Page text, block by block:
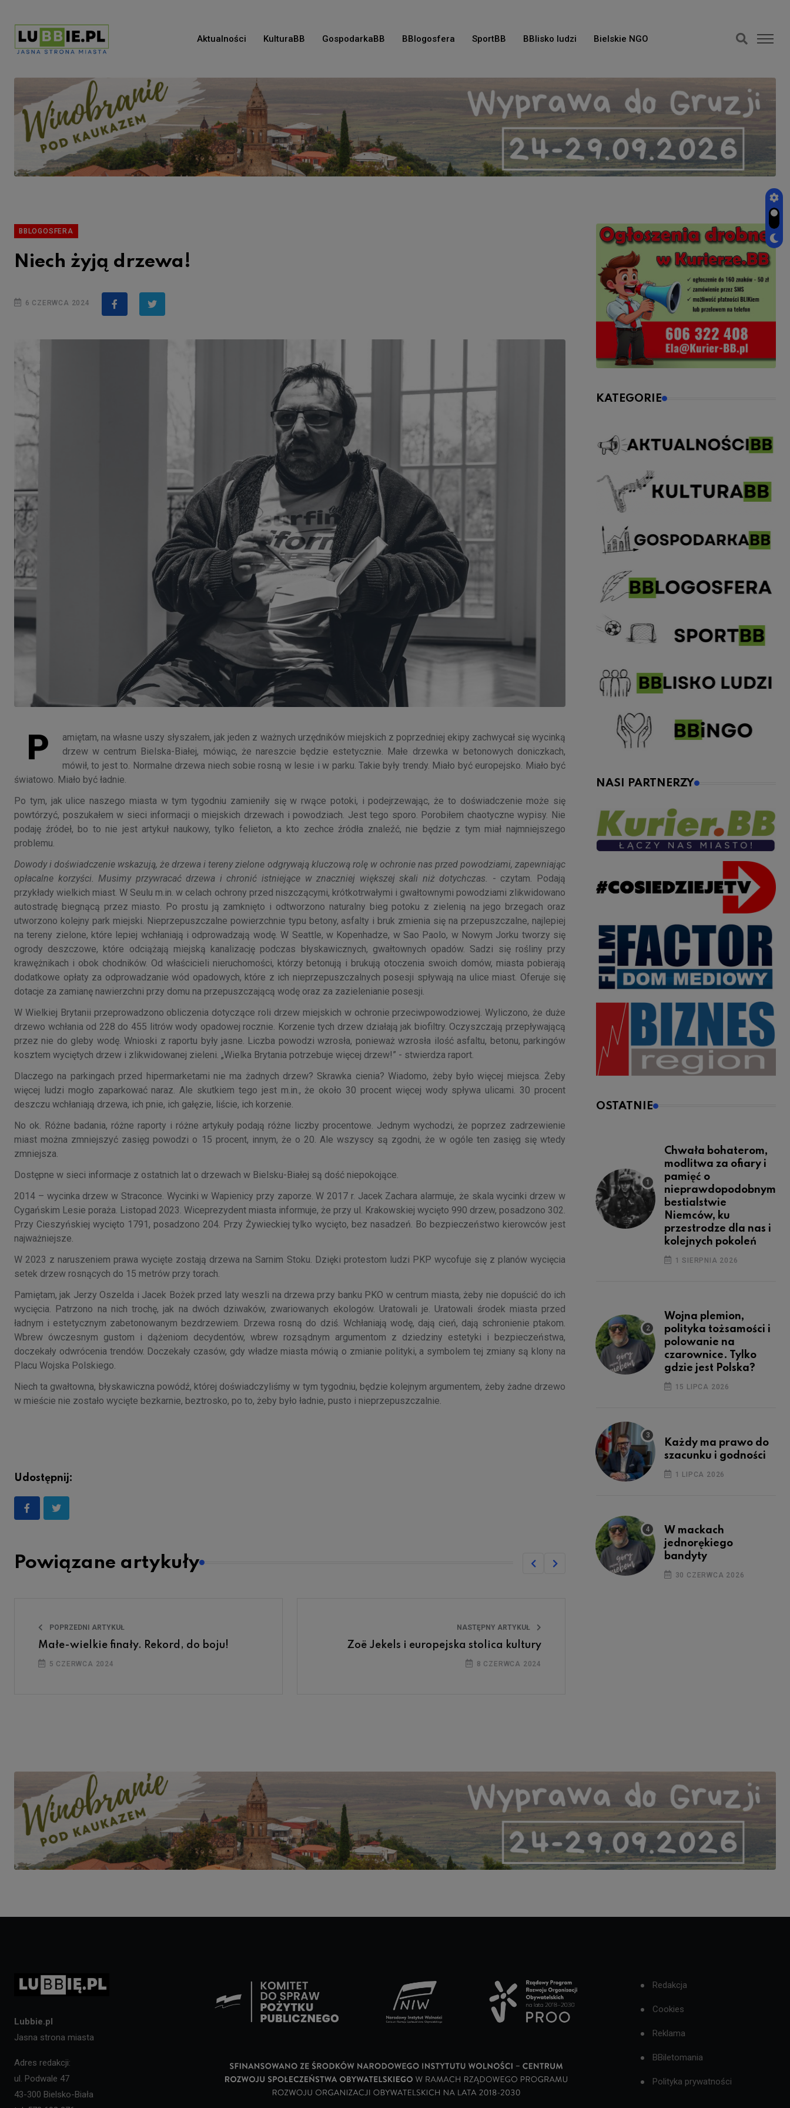
Aktualności KulturaBB GospodarkaBB BBlogosfera SportBB BBlisko ludzi Bielskie NGO
BBLOGOSFERA
Niech żyją drzewa!
6 CZERWCA 2024
P
amiętam, na własne uszy słyszałem, jak jeden z ważnych urzędników miejskich z poprzedniej ekipy zachwycał się wycinką
drzew w centrum Bielska-Białej, mówiąc, że nareszcie będzie estetycznie. Małe drzewka w betonowych doniczkach,
mówił, to jest to. Normalne drzewa niech sobie rosną w lesie i w parku. Takie były trendy. Miało być europejsko. Miało być
światowo. Miało być ładnie.
Po tym, jak ulice naszego miasta w tym tygodniu zamieniły się w rwące potoki, i podejrzewając, że to doświadczenie może się
powtórzyć, poszukałem w sieci informacji o miejskich drzewach i powodziach. Jest tego sporo. Porobiłem chaotyczne wypisy. Nie
podaję źródeł, bo to nie jest artykuł naukowy, tylko felieton, a kto zechce źródła znaleźć, nie będzie z tym miał najmniejszego
problemu.
Dowody i doświadczenie wskazują, że drzewa i tereny zielone odgrywają kluczową rolę w ochronie nas przed powodziami, zapewniając
opłacalne korzyści. Musimy przywracać drzewa i chronić istniejące w znaczniej większej skali niż dotychczas. - czytam. Podają
przykłady wielkich miast. W Seulu m.in. w celach ochrony przed niszczącymi, krótkotrwałymi i gwałtownymi powodziami zlikwidowano
autostradę biegnącą przez miasto. Po prostu ją zamknięto i odtworzono naturalny bieg potoku z zielenią na jego brzegach oraz
utworzono kolejny park miejski. Nieprzepuszczalne powierzchnie typu betony, asfalty i bruk zmienia się na przepuszczalne, najlepiej
na tereny zielone, które lepiej wchłaniają i odprowadzają wodę. W Seattle, w Kopenhadze, w Sao Paolo, w Nowym Jorku tworzy się
ogrody deszczowe, które odciążają miejską kanalizację podczas błyskawicznych, gwałtownych opadów. Sadzi się rośliny przy
krawężnikach i obok chodników. Od właścicieli nieruchomości, którzy betonują i brukują otoczenia swoich domów, miasta pobierają
dodatkowe opłaty za odprowadzanie wód opadowych, które z ich nieprzepuszczalnych posesji spływają na ulice miast. Oferuje się
dotacje za zamianę nawierzchni przy domu na przepuszczającą wodę oraz za zazielenianie posesji.
W Wielkiej Brytanii przeprowadzono obliczenia dotyczące roli drzew miejskich w ochronie przeciwpowodziowej. Wyliczono, że duże
drzewo wchłania od 228 do 455 litrów wody opadowej rocznie. Korzenie tych drzew działają jak biofiltry. Oczyszczają przepływającą
przez nie do gleby wodę. Wnioski z raportu były jasne. Liczba powodzi wzrosła, ponieważ wzrosła ilość asfaltu, betonu, parkingów
kosztem wyciętych drzew i zlikwidowanej zieleni. „Wielka Brytania potrzebuje więcej drzew!” - stwierdza raport.
Dlaczego na parkingach przed hipermarketami nie ma żadnych drzew? Skrawka cienia? Wiadomo, żeby było więcej miejsca. Żeby
więcej ludzi mogło zaparkować naraz. Ale skutkiem tego jest m.in., że około 30 procent więcej wody spływa ulicami. 30 procent
deszczu wchłaniają drzewa, ich pnie, ich gałęzie, liście, ich korzenie.
No ok. Różne badania, różne raporty i różne artykuły podają różne liczby procentowe. Jednym wychodzi, że poprzez zadrzewienie
miast można zmniejszyć zasięg powodzi o 15 procent, innym, że o 20. Ale wszyscy są zgodni, że w ogóle ten zasięg się wtedy
zmniejsza.
Dostępne w sieci informacje z ostatnich lat o drzewach w Bielsku-Białej są dość niepokojące.
2014 – wycinka drzew w Straconce. Wycinki w Wapienicy przy zaporze. W 2017 r. Jacek Zachara alarmuje, że skala wycinki drzew w
Cygańskim Lesie poraża. Listopad 2023. Wiceprezydent miasta informuje, że przy ul. Krakowskiej wycięto 990 drzew, posadzono 302.
Przy Cieszyńskiej wycięto 1791, posadzono 204. Przy Żywieckiej tylko wycięto, bez nasadzeń. Bo bezpieczeństwo kierowców jest
najważniejsze.
W 2023 z naruszeniem prawa wycięte zostają drzewa na Sarnim Stoku. Dzięki protestom ludzi PKP wycofuje się z planów wycięcia
setek drzew rosnących do 15 metrów przy torach.
Pamiętam, jak Jerzy Oszelda i Jacek Bożek przed laty weszli na drzewa przy banku PKO w centrum miasta, żeby nie dopuścić do ich
wycięcia. Patrzono na nich trochę, jak na dwóch dziwaków, zwariowanych ekologów. Uratowali je. Uratowali środek miasta przed
ładnym i estetycznym zabetonowanym bezdrzewiem. Drzewa rosną do dziś. Wchłaniają wodę, dają cień, dają schronienie ptakom.
Wbrew ówczesnym gustom i dążeniom decydentów, wbrew rozsądnym argumentom z dziedziny estetyki i bezpieczeństwa,
doczekały odwrócenia trendów. Doczekały czasów, gdy władze miasta mówią o zmianie polityki, a symbolem tej zmiany są klony na
Placu Wojska Polskiego.
Niech ta gwałtowna, błyskawiczna powódź, której doświadczyliśmy w tym tygodniu, będzie kolejnym argumentem, żeby żadne drzewo
w mieście nie zostało wycięte bezkarnie, beztrosko, po to, żeby było ładnie, pusto i nieprzepuszczalnie.
Udostępnij:
Powiązane artykuły
POPRZEDNI ARTYKUŁ
Małe-wielkie finały. Rekord, do boju!
5 CZERWCA 2024
NASTĘPNY ARTYKUŁ
Zoë Jekels i europejska stolica kultury
8 CZERWCA 2024
KATEGORIE
NASI PARTNERZY
OSTATNIE
Chwała bohaterom,
modlitwa za ofiary i
pamięć o
nieprawdopodobnym
bestialstwie
Niemców, ku
przestrodze dla nas i
kolejnych pokoleń
1 SIERPNIA 2026
Wojna plemion,
polityka tożsamości i
polowanie na
czarownice. Tylko
gdzie jest Polska?
15 LIPCA 2026
Każdy ma prawo do
szacunku i godności
1 LIPCA 2026
W mackach
jednorękiego
bandyty
30 CZERWCA 2026
Lubbie.pl
Jasna strona miasta
Adres redakcji:
ul. Podwale 47
43-300 Bielsko-Biała
Redakcja
Cookies
Reklama
BBiletomania
Polityka prywatności